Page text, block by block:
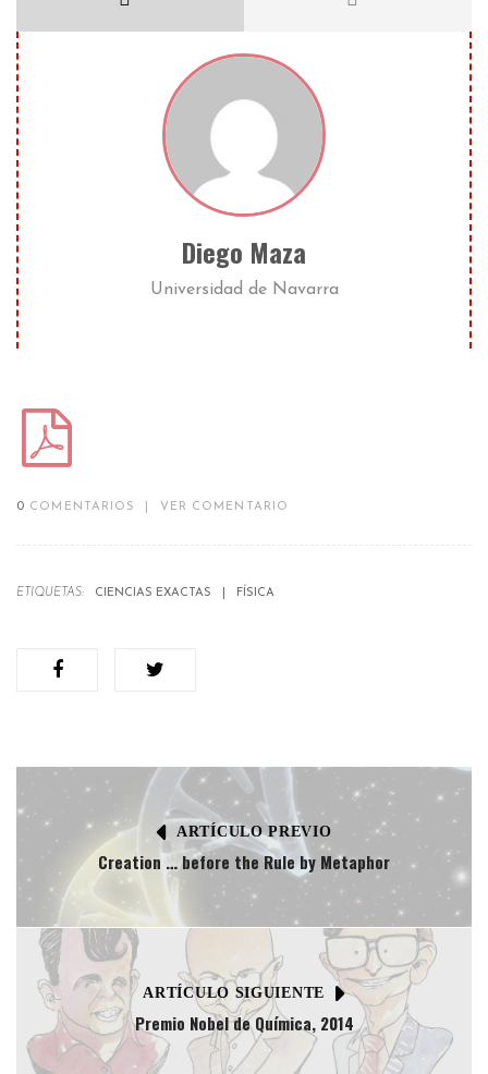
Diego Maza
Universidad de Navarra
0 COMENTARIOS VER COMENTARIO
ETIQUETAS: CIENCIAS EXACTAS FÍSICA
ARTÍCULO PREVIO
Creation … before the Rule by Metaphor
ARTÍCULO SIGUIENTE
Premio Nobel de Química, 2014